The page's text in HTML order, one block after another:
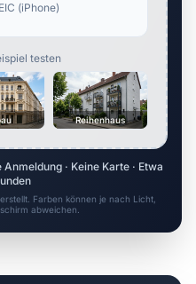
(iPhone)
testen
Reihenhaus
· Keine Karte · Etwa
Farben können je nach Licht,
abweichen.